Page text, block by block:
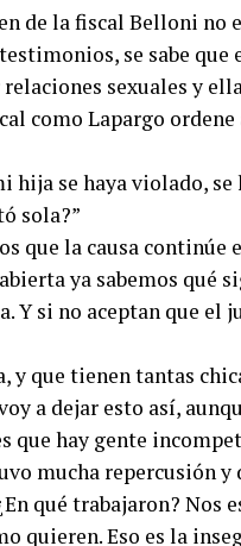
de la fiscal Belloni no
se sabe que
sexuales y
como Lapargo
hija se haya violado, se
sola?”
que la causa continúe
ya sabemos qué
Y si no aceptan que
y que tienen tantas
a dejar esto así,
que hay gente
mucha repercusión y
qué trabajaron? Nos
quieren. Eso es la